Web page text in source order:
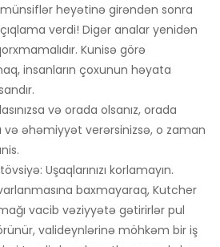
heyətinə girəndən sonra
verdi! Digər analar yenidən
Kunisə görə
insanların çoxunun həyata
və orada olsanız, orada
və əhəmiyyət verərsinizsə, o zaman
Uşaqlarınızı korlamayın.
baxmayaraq, Kutcher
vacib vəziyyətə gətirirlər pul
valideynlərinə möhkəm bir iş